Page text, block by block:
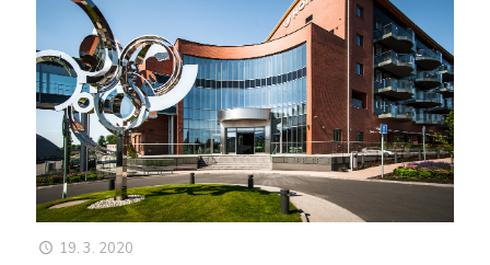
19. 3. 2020